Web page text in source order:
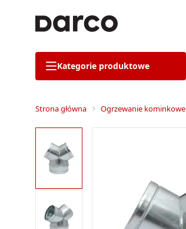
Kategorie produktowe
Strona główna Ogrzewanie kominkowe